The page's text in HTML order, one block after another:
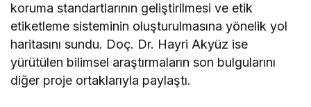
koruma standartlarının geliştirilmesi ve etik
etiketleme sisteminin oluşturulmasına yönelik yol
haritasını sundu. Doç. Dr. Hayri Akyüz ise
yürütülen bilimsel araştırmaların son bulgularını
diğer proje ortaklarıyla paylaştı.